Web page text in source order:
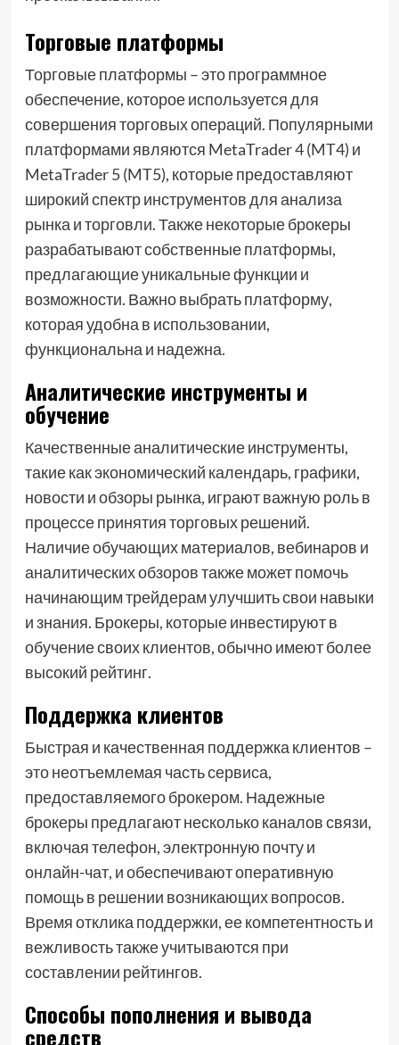
Торговые платформы
Торговые платформы – это программное
обеспечение, которое используется для
совершения торговых операций. Популярными
платформами являются MetaTrader 4 (MT4) и
MetaTrader 5 (MT5), которые предоставляют
широкий спектр инструментов для анализа
рынка и торговли. Также некоторые брокеры
разрабатывают собственные платформы,
предлагающие уникальные функции и
возможности. Важно выбрать платформу,
которая удобна в использовании,
функциональна и надежна.
Аналитические инструменты и
обучение
Качественные аналитические инструменты,
такие как экономический календарь, графики,
новости и обзоры рынка, играют важную роль в
процессе принятия торговых решений.
Наличие обучающих материалов, вебинаров и
аналитических обзоров также может помочь
начинающим трейдерам улучшить свои навыки
и знания. Брокеры, которые инвестируют в
обучение своих клиентов, обычно имеют более
высокий рейтинг.
Поддержка клиентов
Быстрая и качественная поддержка клиентов –
это неотъемлемая часть сервиса,
предоставляемого брокером. Надежные
брокеры предлагают несколько каналов связи,
включая телефон, электронную почту и
онлайн-чат, и обеспечивают оперативную
помощь в решении возникающих вопросов.
Время отклика поддержки, ее компетентность и
вежливость также учитываются при
составлении рейтингов.
Способы пополнения и вывода
средств